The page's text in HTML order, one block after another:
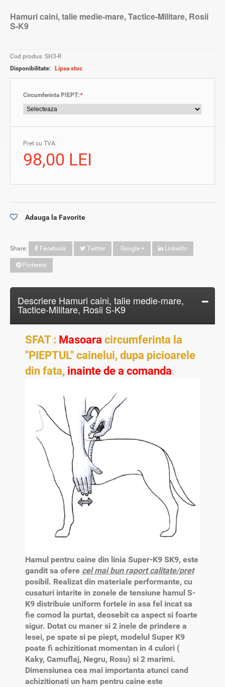
Hamuri caini, talie medie-mare, Tactice-Militare, Rosii
S-K9
Cod produs: SH3-R
Disponibilitate:
Lipsa stoc
*
Circumferinta PIEPT:
Pret cu TVA:
98,00 LEI
Adauga la Favorite
Share: Facebook Twitter Google + LinkedIn
Pinterest
Descriere Hamuri caini, talie medie-mare,
Tactice-Militare, Rosii S-K9
SFAT : Masoara circumferinta la
"PIEPTUL" cainelui, dupa picioarele
din fata, inainte de a comanda.
Hamul pentru caine din linia Super-K9 SK9, este
gandit sa ofere cel mai bun raport calitate/pret
posibil. Realizat din materiale performante, cu
cusaturi intarite in zonele de tensiune hamul S-
K9 distribuie uniform fortele in asa fel incat sa
fie comod la purtat, deosebit ca aspect si foarte
sigur. Dotat cu maner si 2 inele de prindere a
lesei, pe spate si pe piept, modelul Super K9
poate fi achizitionat momentan in 4 culori (
Kaky, Camuflaj, Negru, Rosu) si 2 marimi.
Dimensiunea cea mai importanta atunci cand
achizitionati un ham pentru caine este